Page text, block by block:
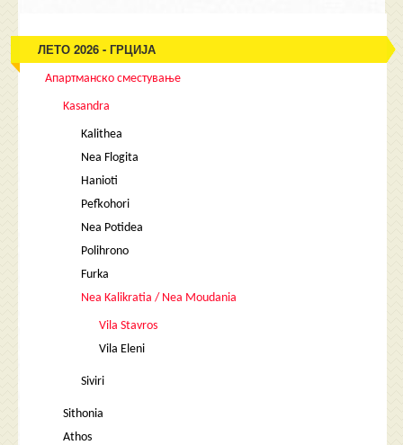
ЛЕТО 2026 - ГРЦИЈА
Апартманско сместување
Kasandra
Kalithea
Nea Flogita
Hanioti
Pefkohori
Nea Potidea
Polihrono
Furka
Nea Kalikratia / Nea Moudania
Vila Stavros
Vila Eleni
Siviri
Sithonia
Athos